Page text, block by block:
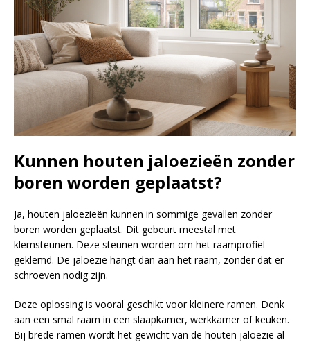
Kunnen houten jaloezieën zonder
boren worden geplaatst?
Ja, houten jaloezieën kunnen in sommige gevallen zonder
boren worden geplaatst. Dit gebeurt meestal met
klemsteunen. Deze steunen worden om het raamprofiel
geklemd. De jaloezie hangt dan aan het raam, zonder dat er
schroeven nodig zijn.
Deze oplossing is vooral geschikt voor kleinere ramen. Denk
aan een smal raam in een slaapkamer, werkkamer of keuken.
Bij brede ramen wordt het gewicht van de houten jaloezie al